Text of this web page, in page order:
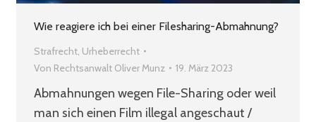
Wie reagiere ich bei einer Filesharing-Abmahnung?
Strafrecht, Urheberrecht
Von Rechtsanwalt Oliver Munz 19. März 2023
Abmahnungen wegen File-Sharing oder weil
man sich einen Film illegal angeschaut /